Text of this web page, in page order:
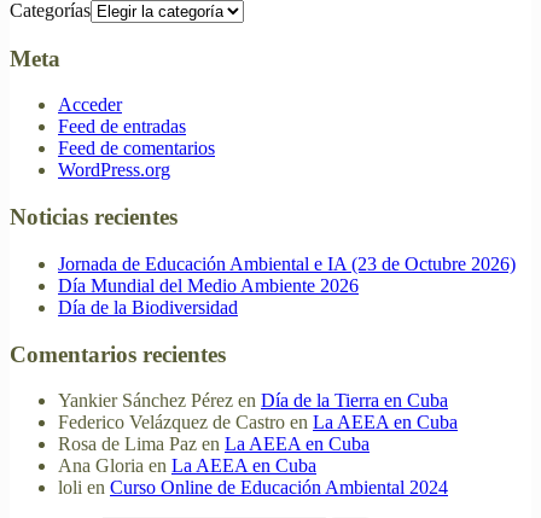
Categorías
Meta
Acceder
Feed de entradas
Feed de comentarios
WordPress.org
Noticias recientes
Jornada de Educación Ambiental e IA (23 de Octubre 2026)
Día Mundial del Medio Ambiente 2026
Día de la Biodiversidad
Comentarios recientes
Yankier Sánchez Pérez en Día de la Tierra en Cuba
Federico Velázquez de Castro en La AEEA en Cuba
Rosa de Lima Paz en La AEEA en Cuba
Ana Gloria en La AEEA en Cuba
loli en Curso Online de Educación Ambiental 2024